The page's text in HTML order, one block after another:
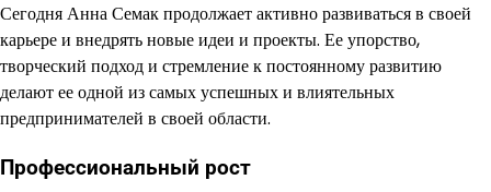
Сегодня Анна Семак продолжает активно развиваться в своей
карьере и внедрять новые идеи и проекты. Ее упорство,
творческий подход и стремление к постоянному развитию
делают ее одной из самых успешных и влиятельных
предпринимателей в своей области.
Профессиональный рост